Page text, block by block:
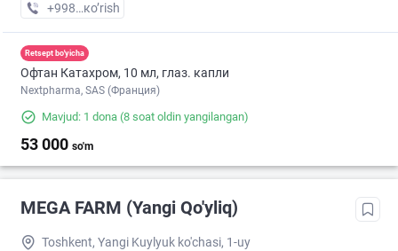
+998 (55) XXX-XX-XX
кo’rish
Retsept bo'yicha
Офтан Катахром, 10 мл, глаз. капли
Nextpharma, SAS (Франция)
Mavjud: 1 dona (8 soat oldin yangilangan)
53 000 so'm
MEGA FARM (Yangi Qo'yliq)
Toshkent, Yangi Kuylyuk ko'chasi, 1-uy